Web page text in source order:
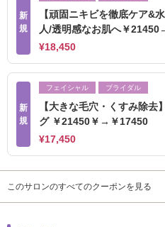
新
規
【頑固ニキビを徹底ケア&
人/透明感なお肌へ￥
¥18,450
新
規
フェイシャル ブライダル
【大きな毛穴・くすみ除去
グ ￥21450￥→￥17450
¥17,450
このサロンのすべてのクーポンを見る